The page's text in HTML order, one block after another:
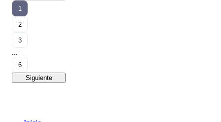
1
2
3
...
6
Siguiente